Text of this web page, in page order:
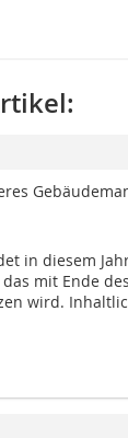
in diesem
mit Ende
wird.